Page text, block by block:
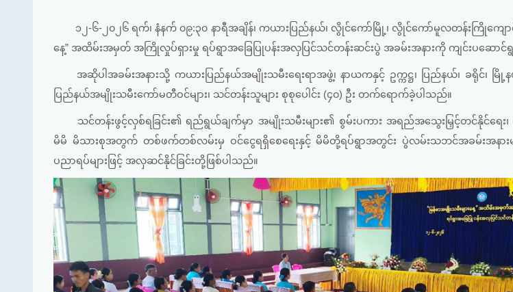
၁၂-၆-၂၀၂၆ ရက်၊ နံနက် ၀၉:၃၀ နာရီအချိန်၊ ကယားပြည်နယ်၊ လွိုင်ကော်မြို့၊ လွိုင်ကော်မူလတန်းကြိုကျောင်း
နေ့” အထိမ်းအမှတ် အကြိုလှုပ်ရှားမှု ရပ်ရွာအခြေပြုပန်းအလှပြင်သင်တန်းဆင်းပွဲ အခမ်းအနားကို ကျင်းပဆော
အဆိုပါအခမ်းအနားသို့ ကယားပြည်နယ်အမျိုးသမီးရေးရာအဖွဲ့၊ နာယကနှင့် ဥက္ကဋ္ဌ၊ ပြည်နယ်၊ ခရိုင်၊ မြို့န
ပြည်နယ်အမျိုးသမီးကော်မတီဝင်များ၊ သင်တန်းသူများ စုစုပေါင်း (၄၀) ဦး တက်ရောက်ခဲ့ပါသည်။
သင်တန်းဖွင့်လှစ်ရခြင်း၏ ရည်ရွယ်ချက်မှာ အမျိုးသမီးများ၏ စွမ်းပကား အရည်အသွေးမြှင့်တင်နိုင်ရေ
မိမိ မိသားစုအတွက် တစ်ဖက်တစ်လမ်းမှ ဝင်ငွေရရှိစေရေးနှင့် မိမိတို့ရပ်ရွာအတွင်း ပွဲလမ်းသဘင်အခမ်းအနား
ပညာရပ်များဖြင့် အလှဆင်နိုင်ခြင်းတို့ဖြစ်ပါသည်။